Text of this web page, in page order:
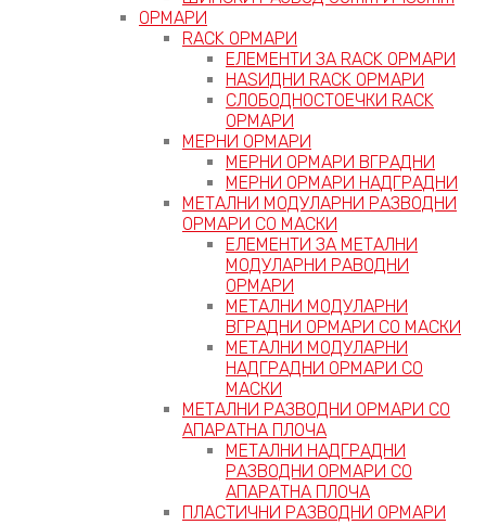
ОРМАРИ
RACK ОРМАРИ
ЕЛЕМЕНТИ ЗА RACK ОРМАРИ
НАЅИДНИ RACK ОРМАРИ
СЛОБОДНОСТОЕЧКИ RACK
ОРМАРИ
МЕРНИ ОРМАРИ
МЕРНИ ОРМАРИ ВГРАДНИ
МЕРНИ ОРМАРИ НАДГРАДНИ
МЕТАЛНИ МОДУЛАРНИ РАЗВОДНИ
ОРМАРИ СО МАСКИ
ЕЛЕМЕНТИ ЗА МЕТАЛНИ
МОДУЛАРНИ РАВОДНИ
ОРМАРИ
МЕТАЛНИ МОДУЛАРНИ
ВГРАДНИ ОРМАРИ СО МАСКИ
МЕТАЛНИ МОДУЛАРНИ
НАДГРАДНИ ОРМАРИ СО
МАСКИ
МЕТАЛНИ РАЗВОДНИ ОРМАРИ СО
АПАРАТНА ПЛОЧА
МЕТАЛНИ НАДГРАДНИ
РАЗВОДНИ ОРМАРИ СО
АПАРАТНА ПЛОЧА
ПЛАСТИЧНИ РАЗВОДНИ ОРМАРИ